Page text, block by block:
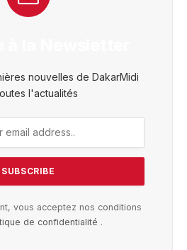
nouvelles de DakarMidi
l'actualités
vous acceptez nos conditions
de confidentialité .